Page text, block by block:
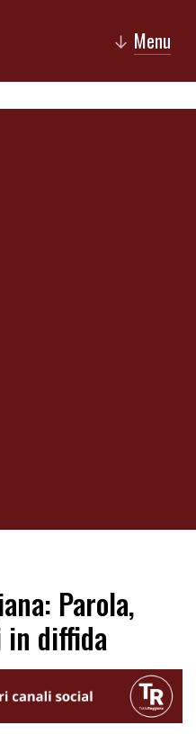
↓ Menu
Parola,
in diffida